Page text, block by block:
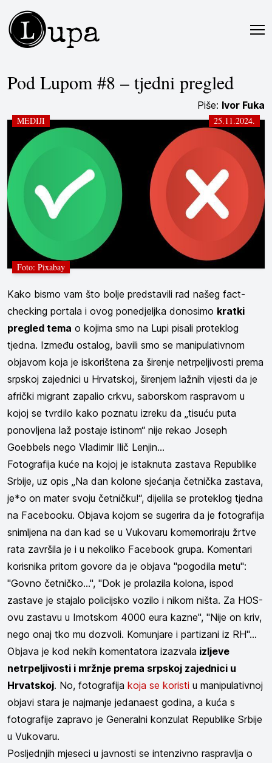
Lupa
Pod Lupom #8 – tjedni pregled
Piše: Ivor Fuka
MEDIJI 25.11.2024.
Foto: Pixabay
Kako bismo vam što bolje predstavili rad našeg fact-
checking portala i ovog ponedjeljka donosimo kratki
pregled tema o kojima smo na Lupi pisali proteklog
tjedna. Između ostalog, bavili smo se manipulativnom
objavom koja je iskorištena za širenje netrpeljivosti prema
srpskoj zajednici u Hrvatskoj, širenjem lažnih vijesti da je
afrički migrant zapalio crkvu, saborskom raspravom u
kojoj se tvrdilo kako poznatu izreku da „tisuću puta
ponovljena laž postaje istinom“ nije rekao Joseph
Goebbels nego Vladimir Ilič Lenjin…
Fotografija kuće na kojoj je istaknuta zastava Republike
Srbije, uz opis „Na dan kolone sjećanja četnička zastava,
je*o on mater svoju četničku!“, dijelila se proteklog tjedna
na Facebooku. Objava kojom se sugerira da je fotografija
snimljena na dan kad se u Vukovaru komemoriraju žrtve
rata završila je i u nekoliko Facebook grupa. Komentari
korisnika pritom govore da je objava "pogodila metu":
"Govno četničko...", "Dok je prolazila kolona, ispod
zastave je stajalo policijsko vozilo i nikom ništa. Za HOS-
ovu zastavu u Imotskom 4000 eura kazne", "Nije on kriv,
nego onaj tko mu dozvoli. Komunjare i partizani iz RH"...
Objava je kod nekih komentatora izazvala izljeve
netrpeljivosti i mržnje prema srpskoj zajednici u
Hrvatskoj. No, fotografija koja se koristi u manipulativnoj
objavi stara je najmanje jedanaest godina, a kuća s
fotografije zapravo je Generalni konzulat Republike Srbije
u Vukovaru.
Posljednjih mjeseci u javnosti se intenzivno raspravlja o